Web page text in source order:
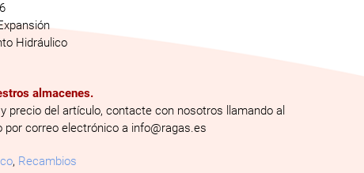
Hidráulico
almacenes.
precio del artículo, contacte con nosotros llamando al
por correo electrónico a info@ragas.es
, Recambios